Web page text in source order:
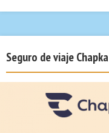
Seguro de viaje Chapka